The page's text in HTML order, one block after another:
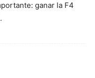
ganar la F4